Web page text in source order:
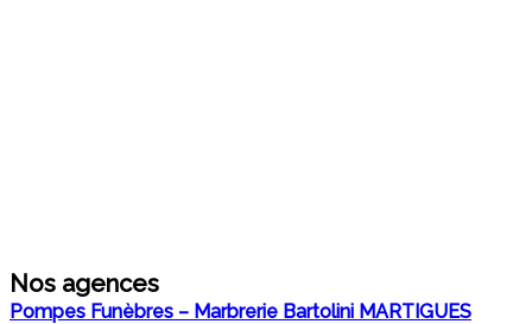
Nos agences
Pompes Funèbres – Marbrerie Bartolini MARTIGUES